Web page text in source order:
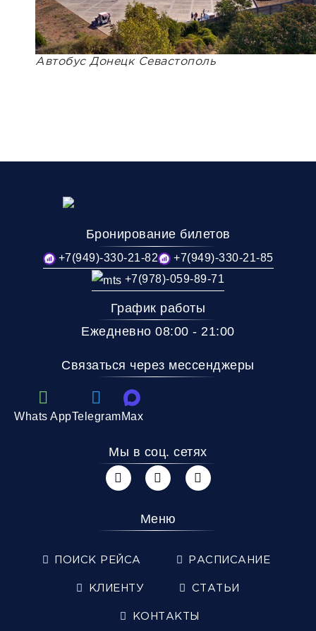
Автобус Донецк Севастополь
Бронирование билетов
+7(949)-330-21-82
+7(949)-330-21-85
+7(978)-059-89-71
График работы
Ежедневно 08:00 - 21:00
Связаться через мессенджеры
Whats AppTelegramMax
Мы в соц. сетях
Меню
ПОИСК РЕЙСА РАСПИСАНИЕ
КЛИЕНТУ СТАТЬИ
КОНТАКТЫ